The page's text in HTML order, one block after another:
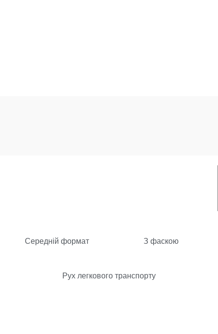
Середній формат З фаскою
Рух легкового транспорту